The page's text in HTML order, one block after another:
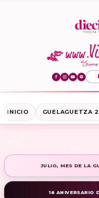
INICIO GUELAGUETZA
JULIO, MES DE LA
16 ANIVERSARIO